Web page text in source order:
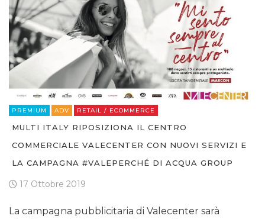
PREMIUM ADV RETAIL / ECOMMERCE
MULTI ITALY RIPOSIZIONA IL CENTRO
COMMERCIALE VALECENTER CON NUOVI SERVIZI E
LA CAMPAGNA #VALEPERCHÉ DI ACQUA GROUP
17 Ottobre 2019
La campagna pubblicitaria di Valecenter sarà